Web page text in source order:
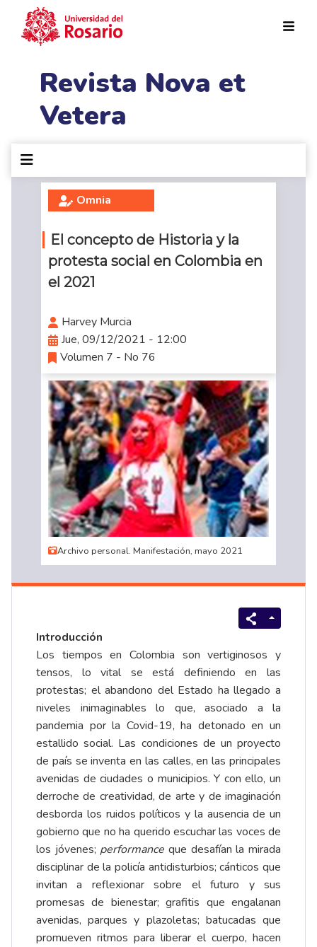
Revista Nova et
Vetera
Omnia
El concepto de Historia y la
protesta social en Colombia en
el 2021
Harvey Murcia
Jue, 09/12/2021 - 12:00
Volumen 7 - No 76
Archivo personal. Manifestación, mayo 2021
Introducción
Los tiempos en Colombia son vertiginosos y
tensos, lo vital se está definiendo en las
protestas; el abandono del Estado ha llegado a
niveles inimaginables lo que, asociado a la
pandemia por la Covid-19, ha detonado en un
estallido social. Las condiciones de un proyecto
de país se inventa en las calles, en las principales
avenidas de ciudades o municipios. Y con ello, un
derroche de creatividad, de arte y de imaginación
desborda los ruidos políticos y la ausencia de un
gobierno que no ha querido escuchar las voces de
los jóvenes; performance que desafían la mirada
disciplinar de la policía antidisturbios; cánticos que
invitan a reflexionar sobre el futuro y sus
promesas de bienestar; grafitis que engalanan
avenidas, parques y plazoletas; batucadas que
promueven ritmos para liberar el cuerpo, hacen